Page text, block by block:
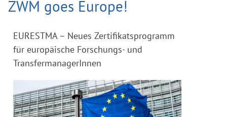
ZWM goes Europe!
EURESTMA – Neues Zertifikatsprogramm
für europäische Forschungs- und
TransfermanagerInnen